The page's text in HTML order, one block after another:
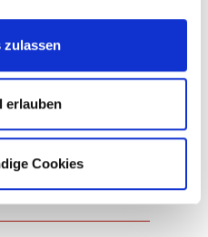
zulassen
erlauben
Cookies
kein
jedoch können
Zeit und Know
Unverbindliche